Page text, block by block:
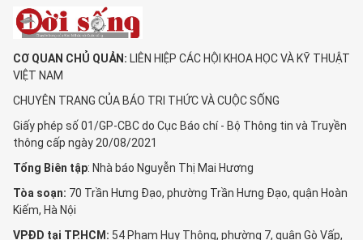
CƠ QUAN CHỦ QUẢN: LIÊN HIỆP CÁC HỘI KHOA HỌC VÀ KỸ THUẬT
VIỆT NAM
CHUYÊN TRANG CỦA BÁO TRI THỨC VÀ CUỘC SỐNG
Giấy phép số 01/GP-CBC do Cục Báo chí - Bộ Thông tin và Truyền
thông cấp ngày 20/08/2021
Tổng Biên tập: Nhà báo Nguyễn Thị Mai Hương
Tòa soạn: 70 Trần Hưng Đạo, phường Trần Hưng Đạo, quận Hoàn
Kiếm, Hà Nội
VPĐD tại TP.HCM: 54 Phạm Huy Thông, phường 7, quận Gò Vấp,